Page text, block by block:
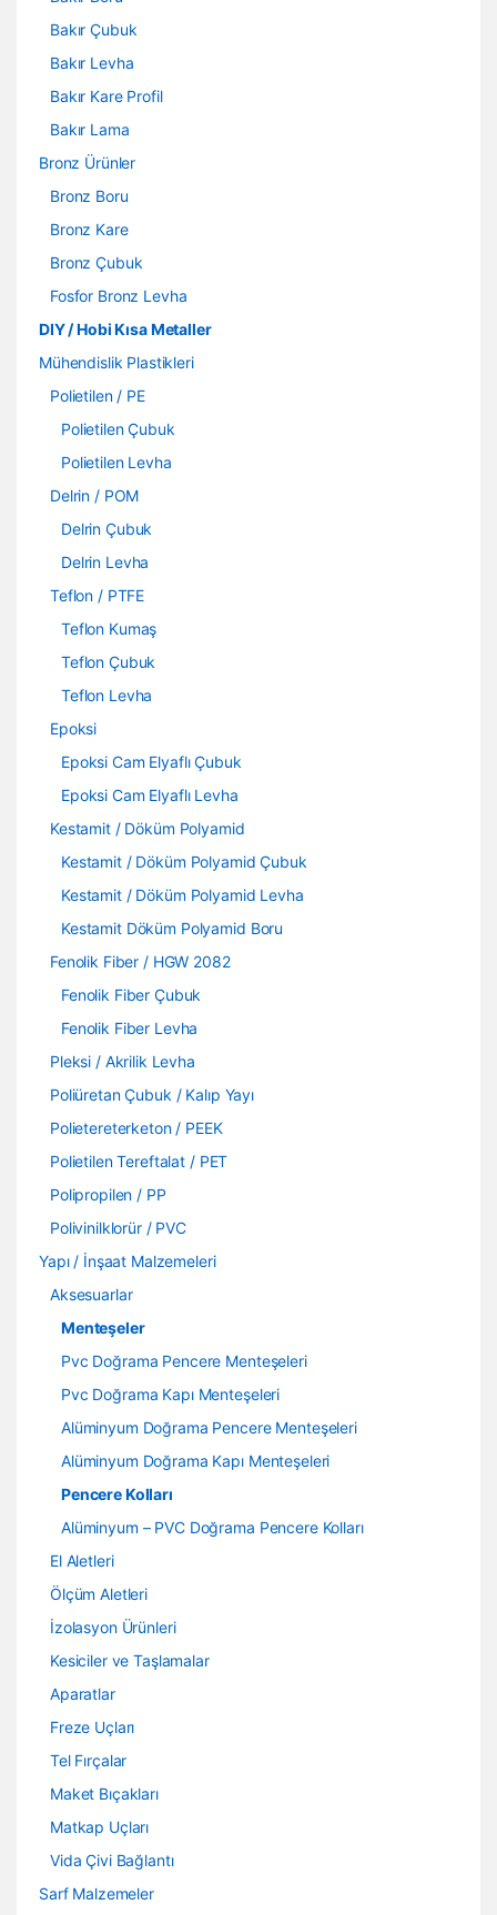
Bakır Çubuk
Bakır Levha
Bakır Kare Profil
Bakır Lama
Bronz Ürünler
Bronz Boru
Bronz Kare
Bronz Çubuk
Fosfor Bronz Levha
DIY / Hobi Kısa Metaller
Mühendislik Plastikleri
Polietilen / PE
Polietilen Çubuk
Polietilen Levha
Delrin / POM
Delrin Çubuk
Delrin Levha
Teflon / PTFE
Teflon Kumaş
Teflon Çubuk
Teflon Levha
Epoksi
Epoksi Cam Elyaflı Çubuk
Epoksi Cam Elyaflı Levha
Kestamit / Döküm Polyamid
Kestamit / Döküm Polyamid Çubuk
Kestamit / Döküm Polyamid Levha
Kestamit Döküm Polyamid Boru
Fenolik Fiber / HGW 2082
Fenolik Fiber Çubuk
Fenolik Fiber Levha
Pleksi / Akrilik Levha
Poliüretan Çubuk / Kalıp Yayı
Polietereterketon / PEEK
Polietilen Tereftalat / PET
Polipropilen / PP
Polivinilklorür / PVC
Yapı / İnşaat Malzemeleri
Aksesuarlar
Menteşeler
Pvc Doğrama Pencere Menteşeleri
Pvc Doğrama Kapı Menteşeleri
Alüminyum Doğrama Pencere Menteşeleri
Alüminyum Doğrama Kapı Menteşeleri
Pencere Kolları
Alüminyum – PVC Doğrama Pencere Kolları
El Aletleri
Ölçüm Aletleri
İzolasyon Ürünleri
Kesiciler ve Taşlamalar
Aparatlar
Freze Uçları
Tel Fırçalar
Maket Bıçakları
Matkap Uçları
Vida Çivi Bağlantı
Sarf Malzemeler